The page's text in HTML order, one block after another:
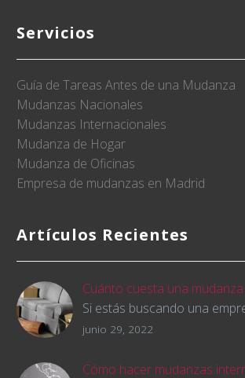
Servicios
Guía de Tareas Antes de una Mudanza
Mudanzas Nacionales
Mudanzas Internacionales
Mudanza de Hogar
Mudanza de Oficinas
Empresa de mudanzas en Madrid
Artículos Recientes
Cuánto cuesta una
Si estás buscando una
mudanzas para cambiar de
el presupuesto de la
junio 29, 2022
Cómo hacer mudanzas